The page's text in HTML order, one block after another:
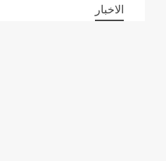
الاخبار